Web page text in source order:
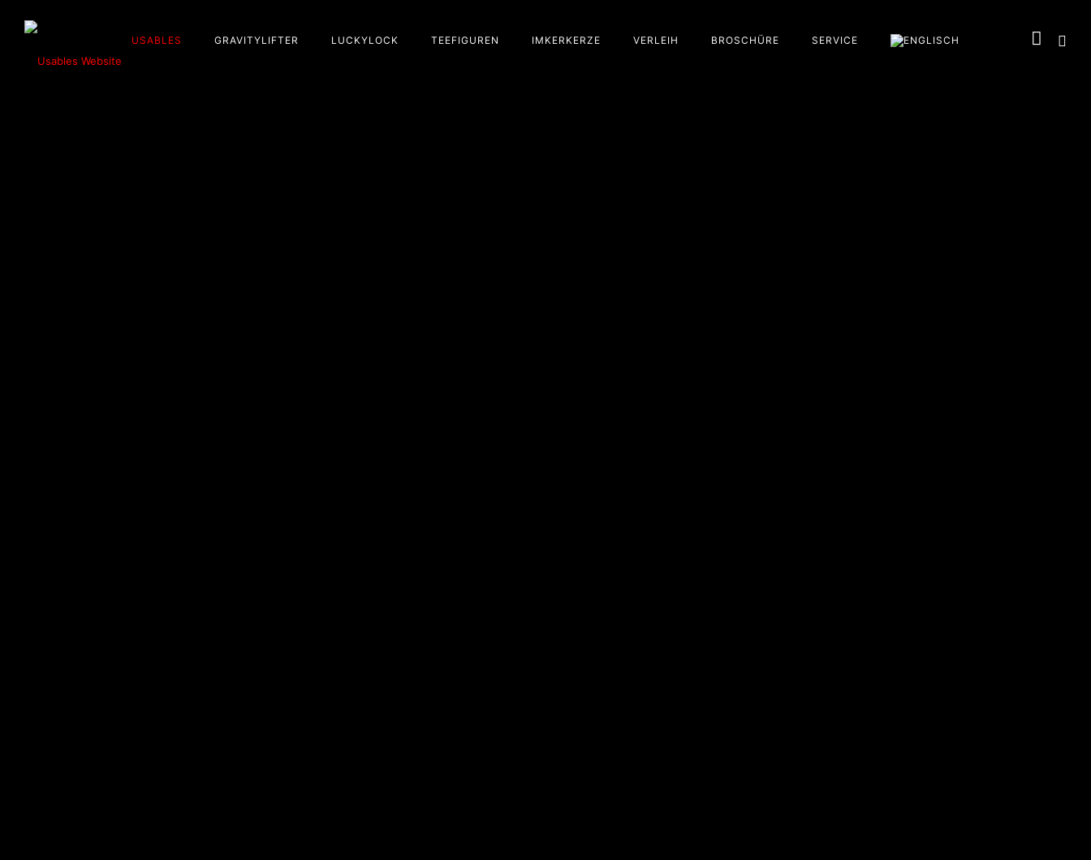
USABLES GRAVITYLIFTER LUCKYLOCK TEEFIGUREN IMKERKERZE VERLEIH BROSCHÜRE SERVICE